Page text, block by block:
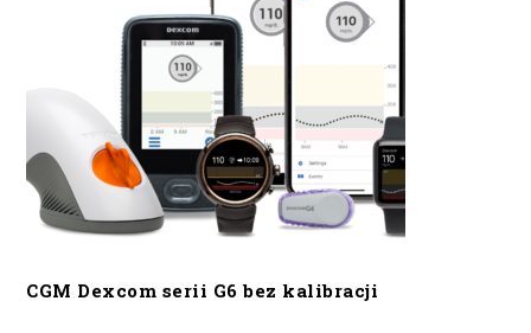
CGM Dexcom serii G6 bez kalibracji